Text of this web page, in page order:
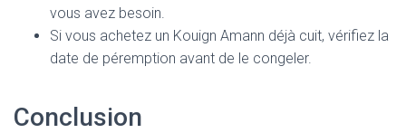
vous avez besoin.
Si vous achetez un Kouign Amann déjà cuit, vérifiez la
date de péremption avant de le congeler.
Conclusion